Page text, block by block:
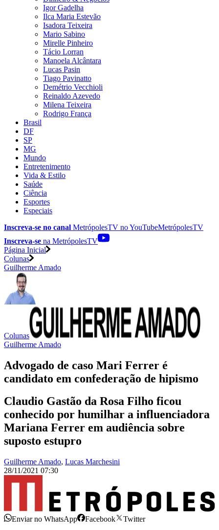
Igor Gadelha
Ilca Maria Estevão
Isadora Teixeira
Mario Sabino
Mirelle Pinheiro
Tácio Lorran
Manoela Alcântara
Lucas Pasin
Tiago Pavinatto
Demétrio Vecchioli
Reinaldo Azevedo
Milena Teixeira
Rodrigo França
Brasil
DF
SP
MG
Mundo
Entretenimento
Vida & Estilo
Saúde
Ciência
Esportes
Especiais
Inscreva-se no canal MetrópolesTV noYouTubeMetrópolesTV
Inscreva-se na MetrópolesTV
Página Inicial
Colunas
Guilherme Amado
Colunas
Guilherme Amado
Advogado de caso Mari Ferrer é
candidato em confederação de hipismo
Claudio Gastão da Rosa Filho ficou
conhecido por humilhar a influenciadora
Mariana Ferrer em audiência sobre
suposto estupro
Guilherme Amado, Lucas Marchesini
28/11/2021 07:30
Enviar no WhatsApp Facebook
Twitter